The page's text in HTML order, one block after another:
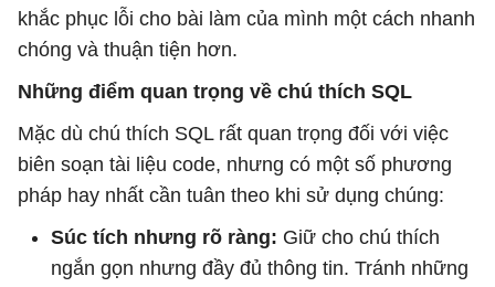
khắc phục lỗi cho bài làm của mình một cách nhanh
chóng và thuận tiện hơn.
Những điểm quan trọng về chú thích SQL
Mặc dù chú thích SQL rất quan trọng đối với việc
biên soạn tài liệu code, nhưng có một số phương
pháp hay nhất cần tuân theo khi sử dụng chúng:
Súc tích nhưng rõ ràng: Giữ cho chú thích
ngắn gọn nhưng đầy đủ thông tin. Tránh những